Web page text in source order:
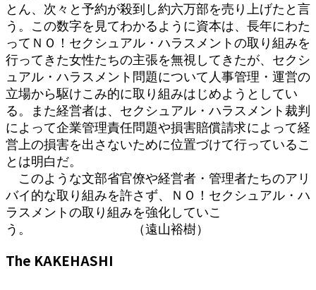
とん、次々と予約が殺到し約六万部を売り上げたと言
う。この数字を見てわかるように資本は、長年にわた
ってＮＯ！セクシュアル・ハラスメントの取り組みを
行ってきた女性たちの主張を無視してきたが、セクシ
ュアル・ハラスメント問題について人事管理・運営の
立場から駆けこみ的に取り組みはじめようとしてい
る。また経営者は、セクシュアル・ハラスメント裁判
によって企業管理責任問題や損害賠償請求によって経
営上の損害を出さないために位置づけて行っているこ
とは明白だ。
このような文部省官僚や経営者・管理者たちのアリ
バイ的な取り組みを許さず、ＮＯ！セクシュアル・ハ
ラスメントの取り組みを強化していこ
う。 （遠山裕樹）
The KAKEHASHI